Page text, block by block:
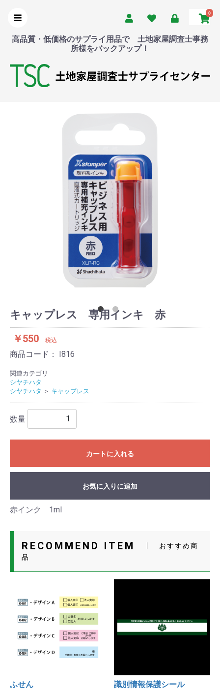
0
高品質・低価格のサプライ用品で 土地家屋調査士事務
所様をバックアップ！
キャップレス 専用インキ 赤
￥550 税込
商品コード： I816
関連カテゴリ
シヤチハタ
シヤチハタ ＞ キャップレス
数量
カートに入れる
お気に入りに追加
赤インク 1ml
RECOMMEND ITEM
おすすめ商
品
ふせん 識別情報保護シール